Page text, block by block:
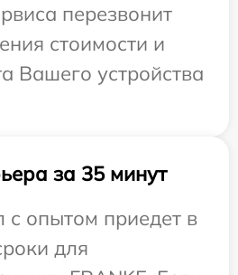
перезвонит
стоимости и
Вашего устройства
за 35 минут
опытом приедет в
для